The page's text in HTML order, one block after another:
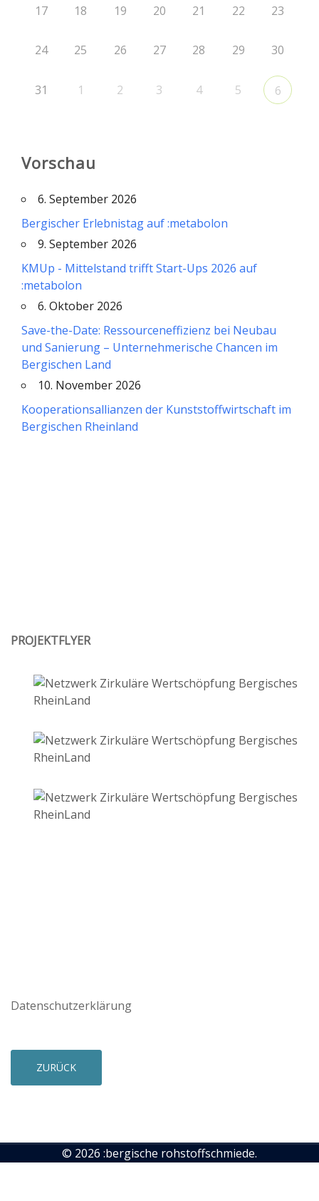
17 18 19 20 21 22 23
24 25 26 27 28 29 30
31 1 2 3 4 5 6
Vorschau
6. September 2026
Bergischer Erlebnistag auf :metabolon
9. September 2026
KMUp - Mittelstand trifft Start-Ups 2026 auf
:metabolon
6. Oktober 2026
Save-the-Date: Ressourceneffizienz bei Neubau
und Sanierung – Unternehmerische Chancen im
Bergischen Land
10. November 2026
Kooperationsallianzen der Kunststoffwirtschaft im
Bergischen Rheinland
PROJEKTFLYER
Datenschutzerklärung
ZURÜCK
© 2026 :bergische rohstoffschmiede.